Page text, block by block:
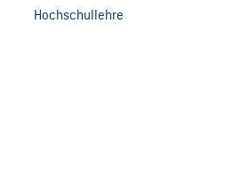
Hochschullehre